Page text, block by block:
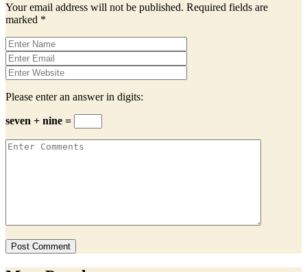
Your email address will not be published. Required fields are
marked *
Please enter an answer in digits:
seven + nine =